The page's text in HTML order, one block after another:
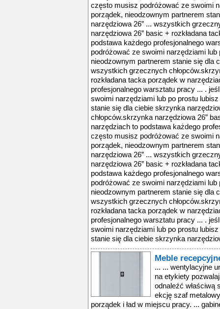
często musisz podróżować ze swoimi
porządek, nieodzownym partnerem
narzędziowa 26” ... wszystkich
narzędziowa 26” basic + rozkładana
podstawa każdego profesjonalnego
podróżować ze swoimi narzędziami
nieodzownym partnerem stanie się dla
wszystkich grzecznych
rozkładana tacka porządek w
profesjonalnego warsztatu pracy ... .
swoimi narzędziami lub po prostu
stanie się dla ciebie skrzynka
chłopców.skrzynka narzędziowa 26”
narzędziach to podstawa każdego
często musisz podróżować ze swoimi
porządek, nieodzownym partnerem
narzędziowa 26” ... wszystkich
narzędziowa 26” basic + rozkładana
podstawa każdego profesjonalnego
podróżować ze swoimi narzędziami
nieodzownym partnerem stanie się dla
wszystkich grzecznych
rozkładana tacka porządek w
profesjonalnego warsztatu pracy ... .
swoimi narzędziami lub po prostu
stanie się dla ciebie skrzynka
Meble
... ... wentylacyjne
na etykiety
odnaleźć właściwą
ekcję szaf
porządek i ład w miejscu pracy. ...